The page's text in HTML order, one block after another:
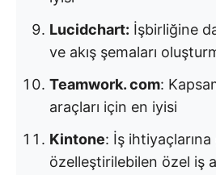
Lucidchart: İşbirliğine
ve akış şemaları
Teamwork. com:
araçları için en iyisi
Kintone: İş
özelleştirilebilen özel iş